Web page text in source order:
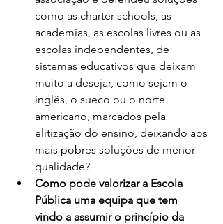
como as charter schools, as
academias, as escolas livres ou as
escolas independentes, de
sistemas educativos que deixam
muito a desejar, como sejam o
inglês, o sueco ou o norte
americano, marcados pela
elitização do ensino, deixando aos
mais pobres soluções de menor
qualidade?
Como pode valorizar a Escola
Pública uma equipa que tem
vindo a assumir o princípio da